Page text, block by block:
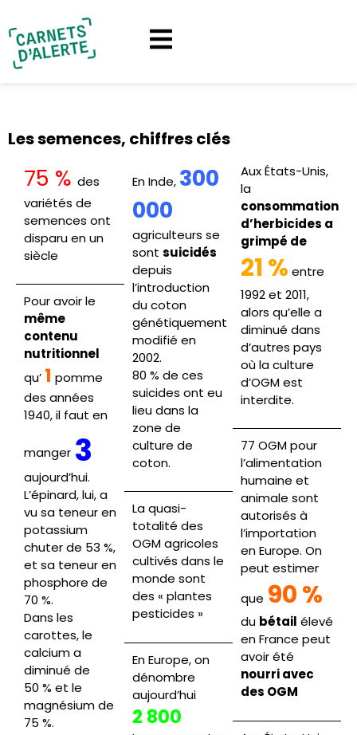
Les semences, chiffres clés
75 % des
variétés de
semences ont
disparu en un
siècle
Pour avoir le
même
contenu
nutritionnel
qu’ 1 pomme
des années
1940, il faut en
manger 3
aujourd’hui.
L’épinard, lui, a
vu sa teneur en
potassium
chuter de 53 %,
et sa teneur en
phosphore de
70 %.
Dans les
carottes, le
calcium a
diminué de
50 % et le
magnésium de
75 %.
En Inde, 300
000
agriculteurs se
sont suicidés
depuis
l’introduction
du coton
génétiquement
modifié en
2002.
80 % de ces
suicides ont eu
lieu dans la
zone de
culture de
coton.
La quasi-
totalité des
OGM agricoles
cultivés dans le
monde sont
des « plantes
pesticides »
En Europe, on
dénombre
aujourd’hui
2 800
Aux États-Unis,
la
consommation
d’herbicides a
grimpé de
21 % entre
1992 et 2011,
alors qu’elle a
diminué dans
d’autres pays
où la culture
d’OGM est
interdite.
77 OGM pour
l’alimentation
humaine et
animale sont
autorisés à
l’importation
en Europe. On
peut estimer
que 90 %
du bétail élevé
en France peut
avoir été
nourri avec
des OGM